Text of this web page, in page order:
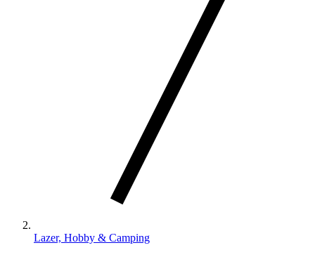
Lazer, Hobby & Camping